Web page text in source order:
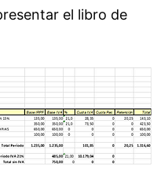
el libro de